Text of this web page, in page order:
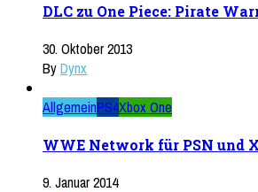
DLC zu One Piece: Pirate
30. Oktober 2013
ByDynx
AllgemeinPS4Xbox One
WWE Network für PSN und
9. Januar 2014